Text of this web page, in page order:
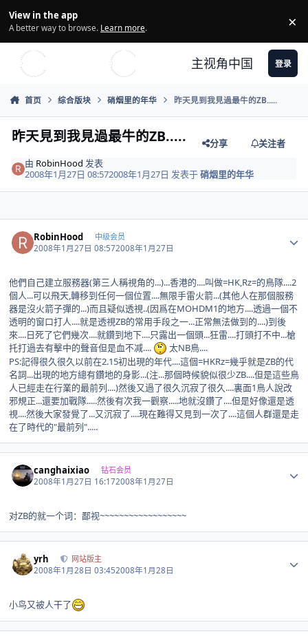
View in the app
A better way to browse. Learn more. ×
主视角中国 登录
首页 综合版块 硝烟里的年华 昨天見到我見過最牛的ZB.....
昨天見到我見過最牛的ZB..... 分享
关注者
由 RobinHood 发表
2008年1月27日 08:572008年1月27日 发表于硝烟里的年华
RobinHood 中级会员
2008年1月27日 08:572008年1月27日
他們自己建立服務器(第三人稱視角的...)...香港的....叫做=HK,Rz=的鳥隊....2
個人...可以飛天,轉移到任何一個位置....無限手雷火箭...(其他人在那個服務
器是沒火箭子彈的...)而且疑似透視..(因爲在MOHDM1的地方....透過一個不
透明的窗口打人....就是透視ZB的常用手段之一...正常無法做到的....)到後
來....日死了它們幾次....就鑽到地下....只露出一個頭...狂雷....打頭打不中...槍
托打過去有擊中的聲音但是血不减....
太NB鳥....
PS:記得很久很久以前在2.15初出現的年代....這個=HKRz=幾乎就是ZB的代
名詞...出現的地方總有鑽地的身影...(注...那個時候貌似很少ZB....但是這些鳥
人已經走在行業的最前列....)然後又過了很久沉寂了很久....裏面1鳥人說改
邪規正...還要加戰隊.....然後有次我一觀察.....地就沒鑽了....但是好像還是透
視....然後大家發覺了...又沉寂了....現在難得又見到一次了....這個人群還是走
在了時代的"最前列".....
canghaixiao 钻石会员
2008年1月27日 16:172008年1月27日
对ZB的就一个词：鄙视~~~~~~~~~~~~~~~~~~
yrh 网站版主
2008年1月28日 03:452008年1月28日
小鸟又被人干了